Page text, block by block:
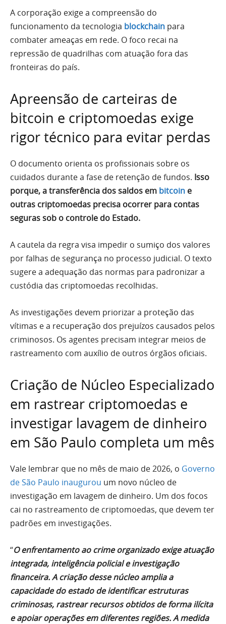
A corporação exige a compreensão do
funcionamento da tecnologia blockchain para
combater ameaças em rede. O foco recai na
repressão de quadrilhas com atuação fora das
fronteiras do país.
Apreensão de carteiras de
bitcoin e criptomoedas exige
rigor técnico para evitar perdas
O documento orienta os profissionais sobre os
cuidados durante a fase de retenção de fundos. Isso
porque, a transferência dos saldos em bitcoin e
outras criptomoedas precisa ocorrer para contas
seguras sob o controle do Estado.
A cautela da regra visa impedir o sumiço dos valores
por falhas de segurança no processo judicial. O texto
sugere a adequação das normas para padronizar a
custódia das criptomoedas recolhidas.
As investigações devem priorizar a proteção das
vítimas e a recuperação dos prejuízos causados pelos
criminosos. Os agentes precisam integrar meios de
rastreamento com auxílio de outros órgãos oficiais.
Criação de Núcleo Especializado
em rastrear criptomoedas e
investigar lavagem de dinheiro
em São Paulo completa um mês
Vale lembrar que no mês de maio de 2026, o Governo
de São Paulo inaugurou um novo núcleo de
investigação em lavagem de dinheiro. Um dos focos
cai no rastreamento de criptomoedas, que devem ter
padrões em investigações.
“O enfrentamento ao crime organizado exige atuação
integrada, inteligência policial e investigação
financeira. A criação desse núcleo amplia a
capacidade do estado de identificar estruturas
criminosas, rastrear recursos obtidos de forma ilícita
e apoiar operações em diferentes regiões. A medida